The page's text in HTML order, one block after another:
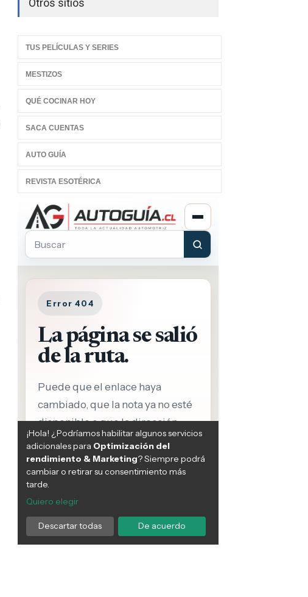
TUS PELÍCULAS Y SERIES
MESTIZOS
QUÉ COCINAR HOY
SACA CUENTAS
AUTO GUÍA
REVISTA ESOTÉRICA